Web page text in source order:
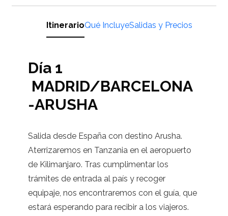
ItinerarioQué IncluyeSalidas y Precios
Día 1
MADRID/BARCELONA
-ARUSHA
Salida desde España con destino Arusha.
Aterrizaremos en Tanzania en el aeropuerto
de Kilimanjaro. Tras cumplimentar los
trámites de entrada al país y recoger
equipaje, nos encontraremos con el guía, que
estará esperando para recibir a los viajeros.